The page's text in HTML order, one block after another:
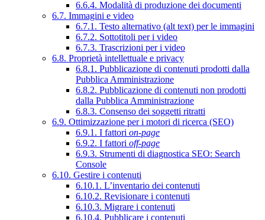
6.6.4. Modalità di produzione dei documenti
6.7. Immagini e video
6.7.1. Testo alternativo (alt text) per le immagini
6.7.2. Sottotitoli per i video
6.7.3. Trascrizioni per i video
6.8. Proprietà intellettuale e privacy
6.8.1. Pubblicazione di contenuti prodotti dalla
Pubblica Amministrazione
6.8.2. Pubblicazione di contenuti non prodotti
dalla Pubblica Amministrazione
6.8.3. Consenso dei soggetti ritratti
6.9. Ottimizzazione per i motori di ricerca (SEO)
6.9.1. I fattori on-page
6.9.2. I fattori off-page
6.9.3. Strumenti di diagnostica SEO: Search
Console
6.10. Gestire i contenuti
6.10.1. L’inventario dei contenuti
6.10.2. Revisionare i contenuti
6.10.3. Migrare i contenuti
6.10.4. Pubblicare i contenuti